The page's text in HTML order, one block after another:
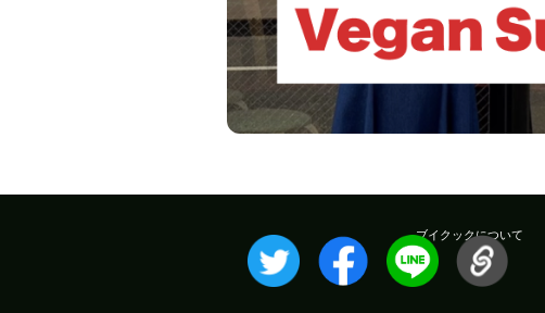
ブイクックについて